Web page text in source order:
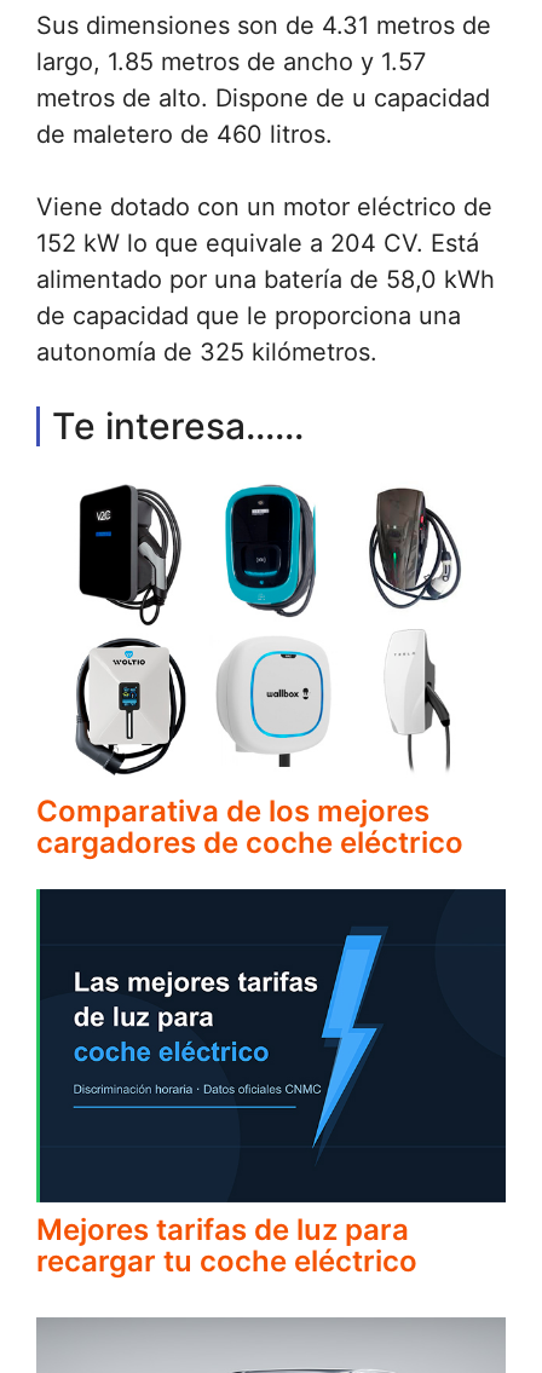
Sus dimensiones son de 4.31 metros de
largo, 1.85 metros de ancho y 1.57
metros de alto. Dispone de u capacidad
de maletero de 460 litros.
Viene dotado con un motor eléctrico de
152 kW lo que equivale a 204 CV. Está
alimentado por una batería de 58,0 kWh
de capacidad que le proporciona una
autonomía de 325 kilómetros.
Te interesa......
Comparativa de los mejores
cargadores de coche eléctrico
Mejores tarifas de luz para
recargar tu coche eléctrico